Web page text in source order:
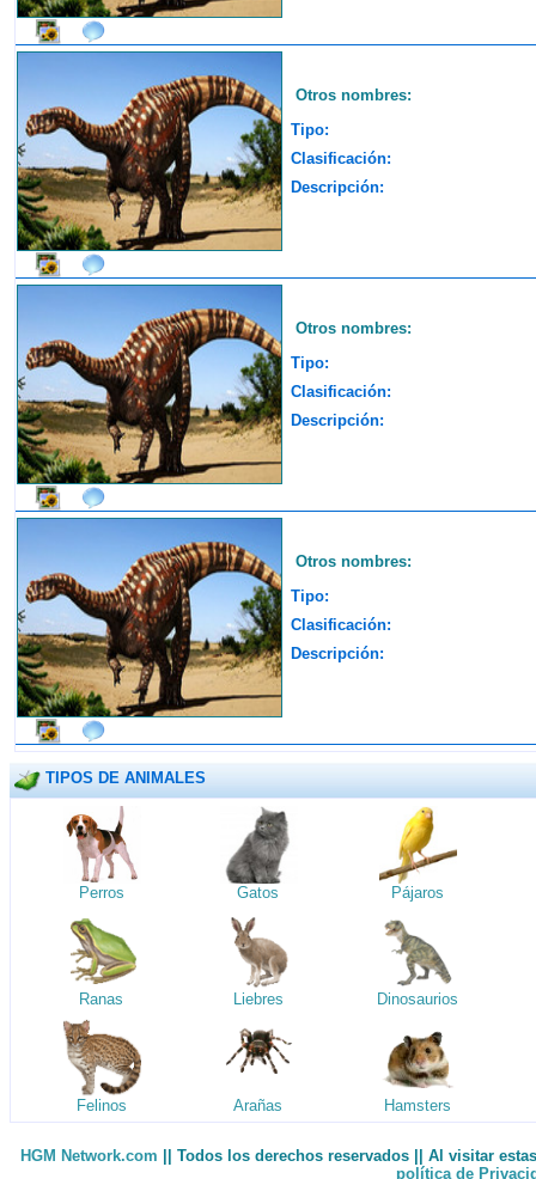
Otros nombres:
Tipo:
Clasificación:
Descripción:
Otros nombres:
Tipo:
Clasificación:
Descripción:
Otros nombres:
Tipo:
Clasificación:
Descripción:
TIPOS DE ANIMALES
Perros Gatos Pájaros
Ranas Liebres Dinosaurios
Felinos Arañas Hamsters
HGM Network.com || Todos los derechos reservados || Al visitar
política de